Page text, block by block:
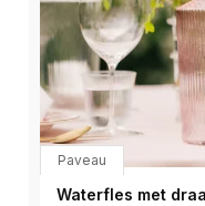
Paveau
Waterfles met